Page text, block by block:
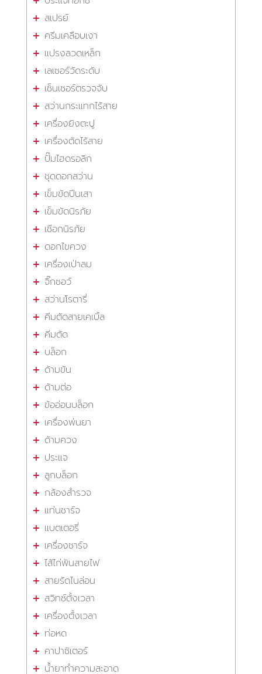
สเปรย์
ครีมเคลือบเงา
แปรงลวดเหล็ก
เลเซอร์วัดระดับ
เซ็นเซอร์ตรวจจับ
สว่านกระแทกไร้สาย
เครื่องยิงตะปู
เครื่องตัดไร้สาย
ปั๊มไฮดรอลิก
ชุดดอกสว่าน
เข็มขัดปีนเสา
เข็มขัดนิรภัย
เชือกนิรภัย
ดอกไขควง
เครื่องเป่าลม
จิ๊กซอว์
สว่านโรตารี่
คีมตัดสายเคเบิ้ล
คีมตัด
บล็อก
ด้ามขัน
ด้ามต่อ
ข้ออ่อนบล็อก
เครื่องพ่นยา
ด้ามควง
ประแจ
ลูกบล็อก
กล้องสำรวจ
แท่นชาร์จ
แบตเตอรี่
เครื่องชาร์จ
ไส้ไก่พันสายไฟ
สายรัดไนล่อน
สวิทซ์ตั้งเวลา
เครื่องตั้งเวลา
ท่อหด
คาปาซิเตอร์
น้ำยาทำความสะอาด